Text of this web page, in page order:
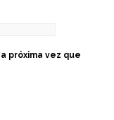
próxima vez que